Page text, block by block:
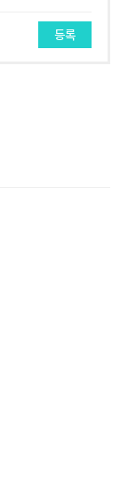
등록